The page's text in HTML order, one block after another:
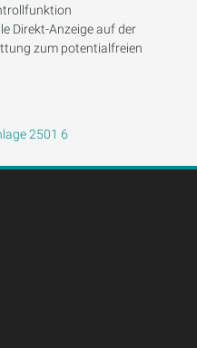
Direkt-Anzeige auf der
zum potentialfreien
2501 6